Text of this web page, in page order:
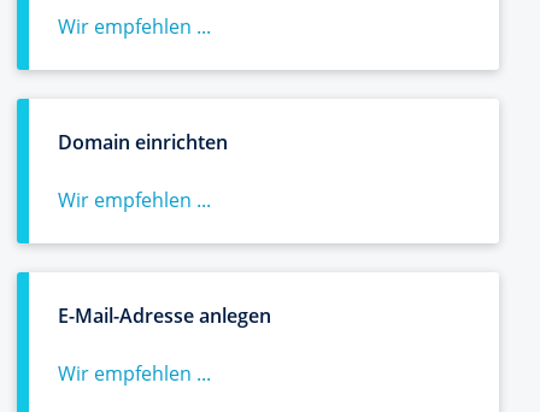
Wir empfehlen ...
Domain einrichten
Wir empfehlen ...
E-Mail-Adresse anlegen
Wir empfehlen ...